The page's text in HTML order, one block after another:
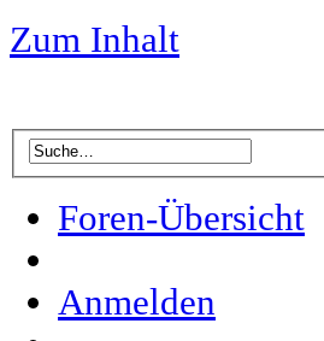
Zum Inhalt
Foren-Übersicht
Anmelden